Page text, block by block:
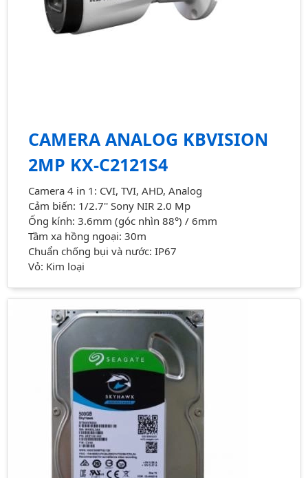
CAMERA ANALOG KBVISION
2MP KX-C2121S4
Camera 4 in 1: CVI, TVI, AHD, Analog
Cảm biến: 1/2.7'' Sony NIR 2.0 Mp
Ống kính: 3.6mm (góc nhìn 88°) / 6mm
Tầm xa hồng ngoại: 30m
Chuẩn chống bụi và nước: IP67
Vỏ: Kim loại